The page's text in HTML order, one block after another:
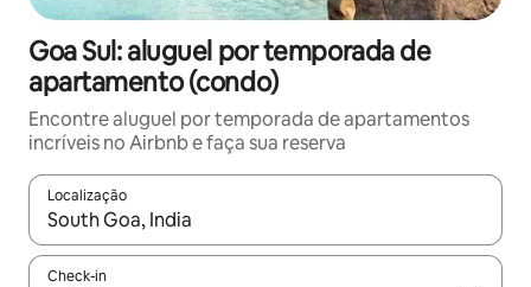
Goa Sul: aluguel por temporada de
apartamento (condo)
Encontre aluguel por temporada de apartamentos
incríveis no Airbnb e faça sua reserva
Localização
Quando os resultados estiverem disponíveis, explore-os
Check-in